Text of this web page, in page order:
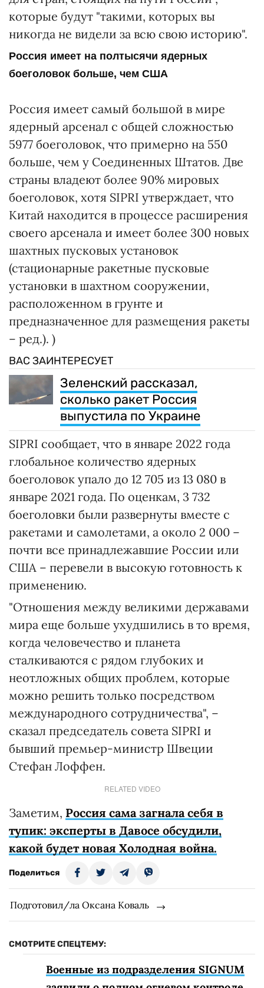
которые будут "такими, которых вы
никогда не видели за всю свою историю".
Россия имеет на полтысячи ядерных
боеголовок больше, чем США
Россия имеет самый большой в мире
ядерный арсенал с общей сложностью
5977 боеголовок, что примерно на 550
больше, чем у Соединенных Штатов. Две
страны владеют более 90% мировых
боеголовок, хотя SIPRI утверждает, что
Китай находится в процессе расширения
своего арсенала и имеет более 300 новых
шахтных пусковых установок
(стационарные ракетные пусковые
установки в шахтном сооружении,
расположенном в грунте и
предназначенное для размещения ракеты
– ред.). )
ВАС ЗАИНТЕРЕСУЕТ
Зеленский рассказал,
сколько ракет Россия
выпустила по Украине
SIPRI сообщает, что в январе 2022 года
глобальное количество ядерных
боеголовок упало до 12 705 из 13 080 в
январе 2021 года. По оценкам, 3 732
боеголовки были развернуты вместе с
ракетами и самолетами, а около 2 000 –
почти все принадлежавшие России или
США – перевели в высокую готовность к
применению.
"Отношения между великими державами
мира еще больше ухудшились в то время,
когда человечество и планета
сталкиваются с рядом глубоких и
неотложных общих проблем, которые
можно решить только посредством
международного сотрудничества", –
сказал председатель совета SIPRI и
бывший премьер-министр Швеции
Стефан Лоффен.
RELATED VIDEO
Заметим, Россия сама загнала себя в
тупик: эксперты в Давосе обсудили,
какой будет новая Холодная война.
Поделиться
Подготовил/ла Оксана Коваль
СМОТРИТЕ СПЕЦТЕМУ:
Военные из подразделения SIGNUM